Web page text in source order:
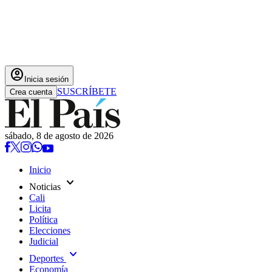
account_circle Inicia sesión
Crea cuenta SUSCRÍBETE
sábado, 8 de agosto de 2026
Inicio
Noticias expand_more
Cali
Licita
Política
Elecciones
Judicial
Deportes expand_more
Economía